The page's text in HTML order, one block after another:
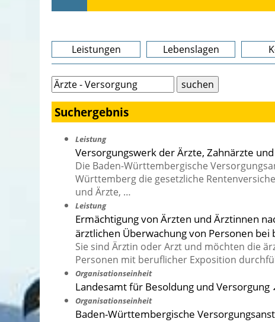
Leistungen Lebenslagen
Suchergebnis
Leistung
Versorgungswerk der Ärzte, Zahnärzte
Die Baden-Württembergische
Württemberg die gesetzliche
und Ärzte, …
Leistung
Ermächtigung von Ärzten und Ärztinnen
ärztlichen Überwachung von Personen
Sie sind Ärztin oder Arzt und möchten die
Personen mit beruflicher Exposition
Organisationseinheit
Landesamt für Besoldung und Versorgung
Organisationseinheit
Baden-Württembergische